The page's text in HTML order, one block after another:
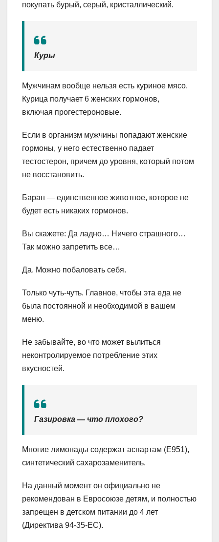
покупать бурый, серый, кристаллический.
Куры
Мужчинам вообще нельзя есть куриное мясо.
Курица получает 6 женских гормонов,
включая прогестероновые.
Если в организм мужчины попадают женские
гормоны, у него естественно падает
тестостерон, причем до уровня, который потом
не восстановить.
Баран — единственное животное, которое не
будет есть никаких гормонов.
Вы скажете: Да ладно… Ничего страшного…
Так можно запретить все…
Да. Можно побаловать себя.
Только чуть-чуть. Главное, чтобы эта еда не
была постоянной и необходимой в вашем
меню.
Не забывайте, во что может вылиться
неконтролируемое потребление этих
вкусностей.
Газировка — что плохого?
Многие лимонады содержат аспартам (Е951),
синтетический сахарозаменитель.
На данный момент он официально не
рекомендован в Евросоюзе детям, и полностью
запрещен в детском питании до 4 лет
(Директива 94-35-ЕС).